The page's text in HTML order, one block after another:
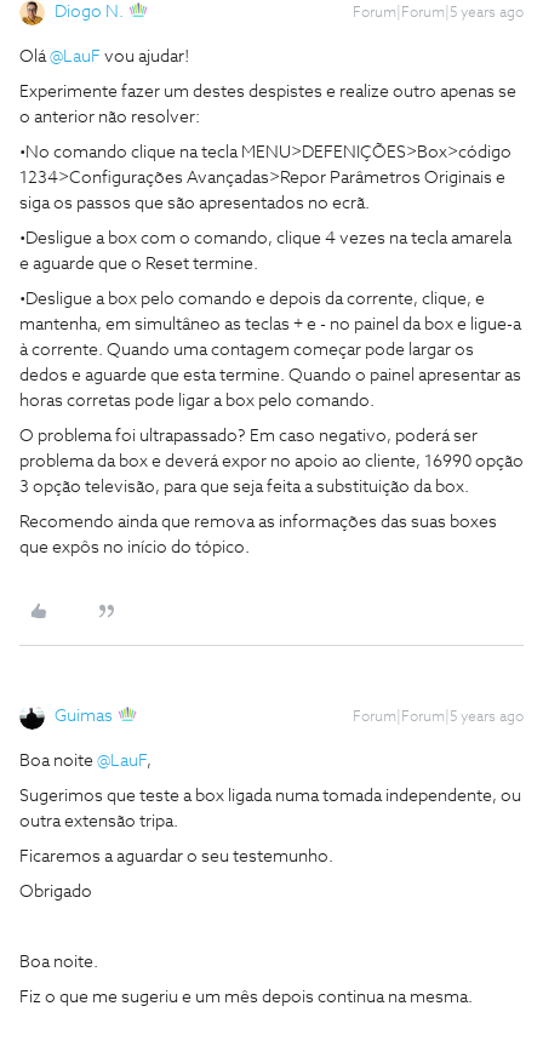
Diogo N. Forum|Forum|5 years ago
Olá@LauF vou ajudar!
Experimente fazer um destes despistes e realize outro apenas se
o anterior não resolver:
•No comando clique na tecla MENU>DEFENIÇÕES>Box>código
1234>Configurações Avançadas>Repor Parâmetros Originais e
siga os passos que são apresentados no ecrã.
•Desligue a box com o comando, clique 4 vezes na tecla amarela
e aguarde que o Reset termine.
•Desligue a box pelo comando e depois da corrente, clique, e
mantenha, em simultâneo as teclas + e - no painel da box e ligue-a
à corrente. Quando uma contagem começar pode largar os
dedos e aguarde que esta termine. Quando o painel apresentar as
horas corretas pode ligar a box pelo comando.
O problema foi ultrapassado? Em caso negativo, poderá ser
problema da box e deverá expor no apoio ao cliente, 16990 opção
3 opção televisão, para que seja feita a substituição da box.
Recomendo ainda que remova as informações das suas boxes
que expôs no início do tópico.
Guimas Forum|Forum|5 years ago
Boa noite @LauF,
Sugerimos que teste a box ligada numa tomada independente, ou
outra extensão tripa.
Ficaremos a aguardar o seu testemunho.
Obrigado
Boa noite.
Fiz o que me sugeriu e um mês depois continua na mesma.